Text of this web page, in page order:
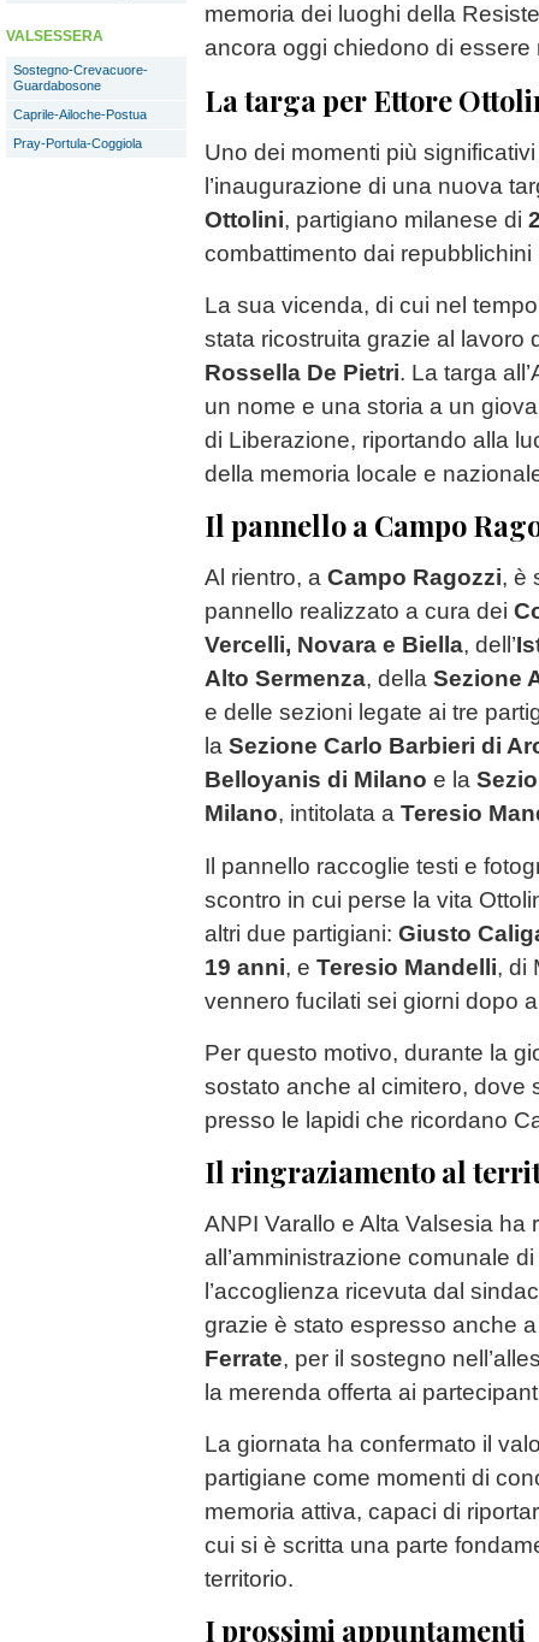
VALSESSERA
Sostegno-Crevacuore-
Guardabosone
Caprile-Ailoche-Postua
Pray-Portula-Coggiola
memoria dei luoghi della
ancora oggi chiedono di essere
La targa per Ettore
Uno dei momenti più
l’inaugurazione di una nuova
Ottolini, partigiano milanese di
combattimento dai
La sua vicenda, di cui nel
stata ricostruita grazie al lavoro
Rossella De Pietri. La targa
un nome e una storia a un
di Liberazione, riportando alla
della memoria locale e
Il pannello a Campo
Al rientro, a Campo Ragozzi, è
pannello realizzato a cura dei
Vercelli, Novara e Biella, dell’
Alto Sermenza, della Sezione
e delle sezioni legate ai tre
la Sezione Carlo Barbieri di
Belloyanis di Milano e la
Milano, intitolata a Teresio
Il pannello raccoglie testi e
scontro in cui perse la vita
altri due partigiani: Giusto
19 anni, e Teresio Mandelli, di
vennero fucilati sei giorni dopo
Per questo motivo, durante la
sostato anche al cimitero, dove
presso le lapidi che ricordano
Il ringraziamento al
ANPI Varallo e Alta Valsesia ha
all’amministrazione comunale di
l’accoglienza ricevuta dal
grazie è stato espresso anche
Ferrate, per il sostegno
la merenda offerta ai
La giornata ha confermato il
partigiane come momenti di
memoria attiva, capaci di
cui si è scritta una parte
territorio.
I prossimi appuntamenti